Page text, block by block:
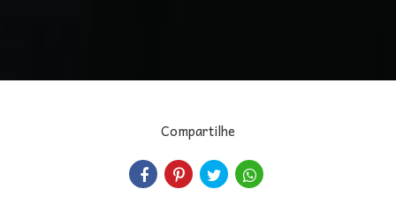
Compartilhe